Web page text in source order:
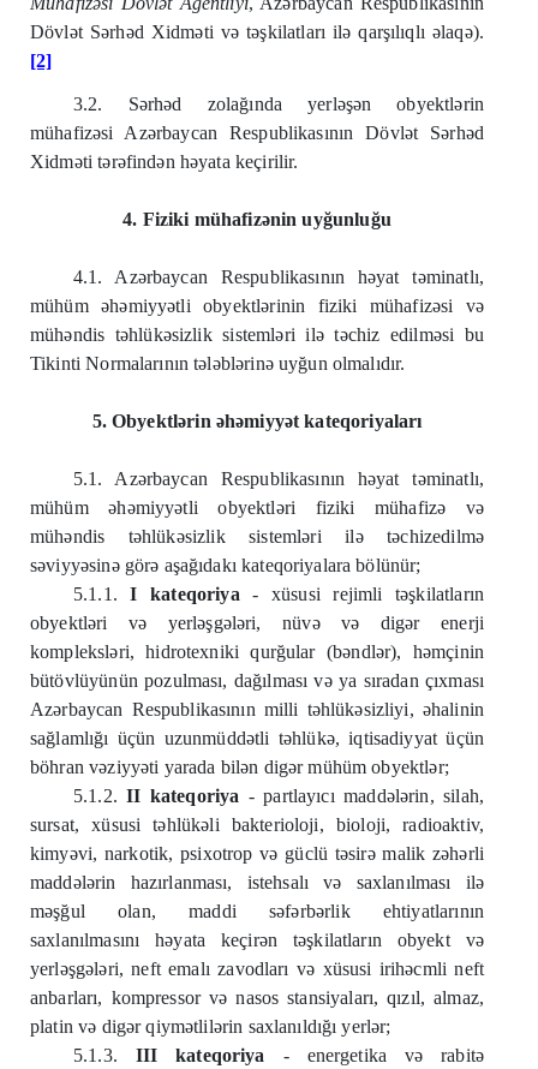
Dövlət Sərhəd Xidməti və təşkilatları ilə qarşılıqlı əlaqə).
[2]
3.2. Sərhəd zolağında yerləşən obyektlərin
mühafizəsi Azərbaycan Respublikasının Dövlət Sərhəd
Xidməti tərəfindən həyata keçirilir.
4. Fiziki mühafizənin uyğunluğu
4.1. Azərbaycan Respublikasının həyat təminatlı,
mühüm əhəmiyyətli obyektlərinin fiziki mühafizəsi və
mühəndis təhlükəsizlik sistemləri ilə təchiz edilməsi bu
Tikinti Normalarının tələblərinə uyğun olmalıdır.
5. Obyektlərin əhəmiyyət kateqoriyaları
5.1. Azərbaycan Respublikasının həyat təminatlı,
mühüm əhəmiyyətli obyektləri fiziki mühafizə və
mühəndis təhlükəsizlik sistemləri ilə təchizedilmə
səviyyəsinə görə aşağıdakı kateqoriyalara bölünür;
5.1.1.I kateqoriya - xüsusi rejimli təşkilatların
obyektləri və yerləşgələri, nüvə və digər enerji
kompleksləri, hidrotexniki qurğular (bəndlər), həmçinin
bütövlüyünün pozulması, dağılması və ya sıradan çıxması
Azərbaycan Respublikasının milli təhlükəsizliyi, əhalinin
sağlamlığı üçün uzunmüddətli təhlükə, iqtisadiyyat üçün
böhran vəziyyəti yarada bilən digər mühüm obyektlər;
5.1.2.II kateqoriya - partlayıcı maddələrin, silah,
sursat, xüsusi təhlükəli bakterioloji, bioloji, radioaktiv,
kimyəvi, narkotik, psixotrop və güclü təsirə malik zəhərli
maddələrin hazırlanması, istehsalı və saxlanılması ilə
məşğul olan, maddi səfərbərlik ehtiyatlarının
saxlanılmasını həyata keçirən təşkilatların obyekt və
yerləşgələri, neft emalı zavodları və xüsusi irihəcmli neft
anbarları, kompressor və nasos stansiyaları, qızıl, almaz,
platin və digər qiymətlilərin saxlanıldığı yerlər;
5.1.3. III kateqoriya - energetika və rabitə